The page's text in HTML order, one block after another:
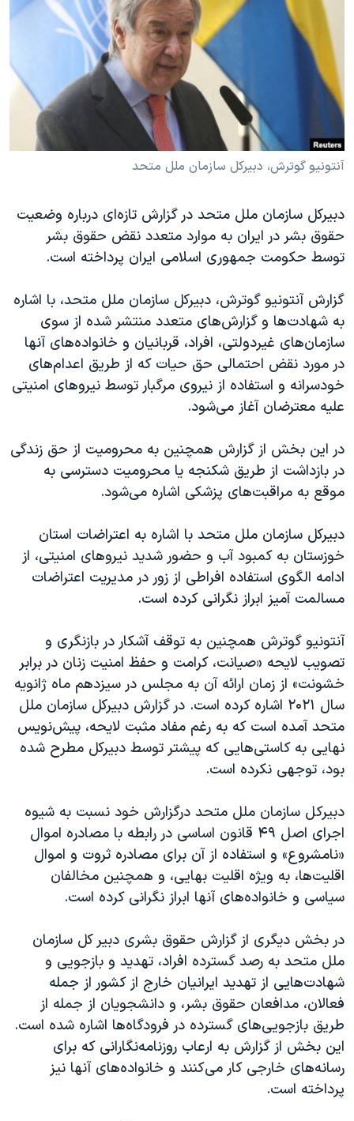
فرهنگ و زندگی
حقوق شهروندی
اقتصادی
اسرائیل در جنگ
گالری عکس
مستندها
انتخابات ریاست جمهوری آمریکا ۲۰۲۴
حمله جمهوری اسلامی به اسرائیل
ورزش زنان در ایران
اعتراضات زن، زندگی، آزادی
تریبونال مردمی آبان ۹۸
دادگاه حمید نوری
قانون شفافیت دارائی کادر رهبری ایران
اعتراضات مردمی آبان ۹۸
اسرائیل در جنگ
نرگس محمدی برنده جایزه نوبل صلح
همایش محافظه‌کاران آمریکا «سی‌پک»
صفحه‌های ویژه
سفر پرزیدنت ترامپ به چین
دنبال کنید
زبانهای مختلف
آنتونیو گوترش، دبیرکل سازمان ملل متحد
دبیرکل سازمان ملل متحد در گزارش تازه‌ای درباره وضعیت
حقوق بشر در ایران به موارد متعدد نقض حقوق بشر
توسط حکومت جمهوری اسلامی ایران پرداخته است.
گزارش آنتونیو گوترش، دبیرکل سازمان ملل متحد، با اشاره
به شهادت‌ها و گزارش‌های متعدد منتشر شده از سوی
سازمان‌های غیردولتی، افراد، قربانیان و خانواده‌های آنها
در مورد نقض احتمالی حق حیات که از طریق اعدام‌های
خودسرانه و استفاده از نیروی مرگبار توسط نیروهای امنیتی
علیه معترضان آغاز می‌شود.
در این بخش از گزارش همچنین به محرومیت از حق زندگی
در بازداشت از طریق شکنجه یا محرومیت دسترسی به
موقع به مراقبت‌های پزشکی اشاره می‌شود.
دبیرکل سازمان ملل متحد با اشاره به اعتراضات استان
خوزستان به کمبود آب و حضور شدید نیروهای امنیتی، از
ادامه الگوی استفاده افراطی از زور در مدیریت اعتراضات
مسالمت آمیز ابراز نگرانی کرده است.
آنتونیو گوترش همچنین به توقف آشکار در بازنگری و
تصویب لایحه «صیانت، کرامت و حفظ امنیت زنان در برابر
خشونت» از زمان ارائه آن به مجلس در سیزدهم ماه ژانویه
سال ۲۰۲۱ اشاره کرده است. در گزارش دبیرکل سازمان ملل
متحد آمده است که به رغم مفاد مثبت لایحه، پیش‌نویس
نهایی به کاستی‌هایی که پیشتر توسط دبیرکل مطرح شده
بود، توجهی نکرده است.
دبيركل سازمان ملل متحد در‌گزارش خود نسبت به شیوه
اجرای اصل ۴۹ قانون اساسی در رابطه با مصادره اموال
«نامشروع» و استفاده از آن برای مصادره ثروت و اموال
اقليت‌ها، به ويژه اقليت بهایی، و همچنین مخالفان
سياسی و خانواده‌های آنها ابراز نگرانی کرده است.
در بخش دیگری از‌ گزارش حقوق بشری دبیر کل سازمان
ملل متحد به رصد گسترده افراد، تهدید و بازجویی و
شهادت‌هایی از تهدید ایرانیان خارج از کشور از جمله
فعالان، مدافعان حقوق بشر، و دانشجویان از جمله از
طریق بازجویی‌های گسترده در فرودگاه‌ها اشاره شده است.
این بخش از گزارش به ارعاب روزنامه‌نگارانی که برای
رسانه‌های خارجی کار می‌کنند و خانواده‌های آنها نیز
پرداخته است.